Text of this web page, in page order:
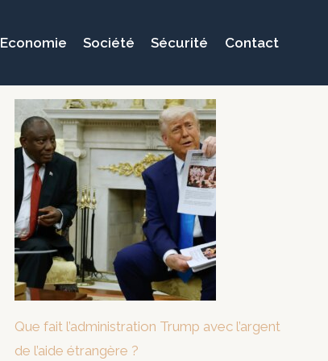
Economie Société Sécurité Contact
Que fait l’administration Trump avec l’argent
de l’aide étrangère ?